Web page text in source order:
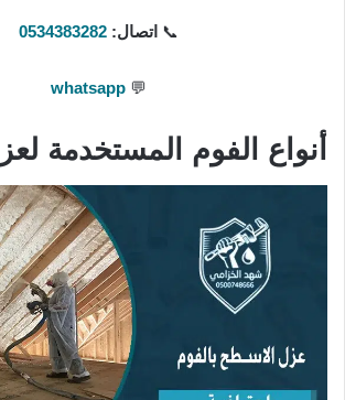
📞 اتصال:0534383282
💬
whatsapp
أنواع الفوم المستخدمة